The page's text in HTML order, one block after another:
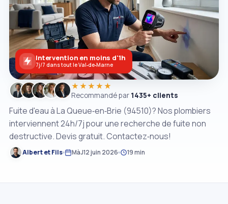
Fuite d'eau à La Queue‑en‑Brie (94510)? Nos plombiers
interviennent 24h/7j pour une recherche de fuite non
destructive. Devis gratuit. Contactez‑nous!
Albert et Fils MàJ12 juin 2026 19 min
★★★★★
Recommandé par 1435+ clients
Intervention en moins d'1h
7j/7 dans tout le Val‑de‑Marne